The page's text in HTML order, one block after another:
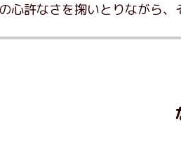
心許なさを掬いとりながら